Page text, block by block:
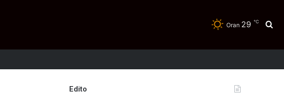
Oran 29 ℃
Edito